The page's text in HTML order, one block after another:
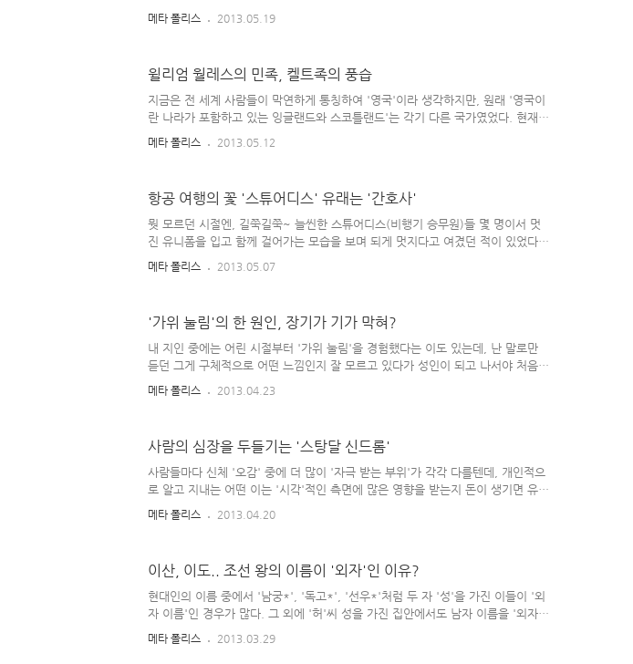
얼굴에 결점이 있는 사람들도 돈만 있으면 어느 정도의 튜닝을 통해 결점을 커버할
수 있고(지금은 '신'이 아니라 '성형 외과 의사'들이 미남/미녀를 만들어 내기도 하
로 흐르는 건 좋지 않지만, '타고난 슈퍼 모델급 기럭지, 타고난 조각 미남/미녀'가
아닌 사람들이 '후천적인 노력'에 의해 자기 외모의 퀄러티를 조금이라도 높일 수
있다는 점을 굳이 나쁘게만 볼 수도 없을 것이다...
메타 폴리스 2013.05.19
윌리엄 월레스의 민족, 켈트족의 풍습
지금은 전 세계 사람들이 막연하게 통칭하여 '영국'이라 생각하지만, 원래 '영국이
란 나라가 포함하고 있는 잉글랜드와 스코틀랜드'는 각기 다른 국가였었다. 현재
영국령에 속해 있는 '북아일랜드'와 '웨일즈' 역시 마찬가지.. 개인적으로 켈트족
풍습이나 신화에 대해 관심이 많은데, 지금의 영국 땅에 원래 살고 있던 민족이 바
지난 역사 속에서 여러 복잡한 사건들이 있었으며, 우리 나라와 같은 단일 민족 국
가와는 달리 '영국'은 켈트족, 바이킹족, 스코트족, 앵글로 색슨족 등 여러 민족들
이 쟁탈전을 벌이다가 탄생한 국가이기에 지금도 한 나라 내에서 ..
메타 폴리스 2013.05.12
항공 여행의 꽃 '스튜어디스' 유래는 '간호사'
뭣 모르던 시절엔, 길쭉길쭉~ 늘씬한 스튜어디스(비행기 승무원)들 몇 명이서 멋
진 유니폼을 입고 함께 걸어가는 모습을 보며 되게 멋지다고 여겼던 적이 있었다.
하지만 그 실체(?)를 알고 나선 조금 실망하기도 했는데, 그 면면을 냉철하게 바라
보면 '스튜어디스(Stewardess)'는 비행기 안에 탑승한 손님들에게 서빙을 하고
기에 외형적으로 포장되어 '많이 있어 보이는 직업'으로 인식되어졌을 뿐.. 하지만
늘 항공 사고에 대한 위험 부담을 안고 근무하는 '스튜어디스'들은 워낙에 '월급'을
많이 받기에, 젊은 시절 많은 돈을 벌고자 하는 여성들..
메타 폴리스 2013.05.07
'가위 눌림'의 한 원인, 장기가 기가 막혀?
내 지인 중에는 어린 시절부터 '가위 눌림'을 경험했다는 이도 있는데, 난 말로만
듣던 그게 구체적으로 어떤 느낌인지 잘 모르고 있다가 성인이 되고 나서야 처음으
로 '가위 눌림'이란 그 특이한 현상을 체험할 수 있었다. 개인적으로 경험한 '가위
눌림'은 쉽게 말해 이런 것들이다.. 사람은 기본적으로 '육체'와 '영', '혼'으로 구성
것은 그 가 밤에 자다가 '깬 상태'가 되었음에도 그와 달리 인간의 는 아직 잠에서
'깨지 않은 상태'로, 둘 사이가 따로 놀 때 겪게 되는 일종의 수면 트러블이다. 남들
은 가위 눌릴 때 '뭔가가 자기를 짓누르는..
메타 폴리스 2013.04.23
사람의 심장을 두들기는 '스탕달 신드롬'
사람들마다 신체 '오감' 중에 더 많이 '자극 받는 부위'가 각각 다를텐데, 개인적으
로 알고 지내는 어떤 이는 '시각'적인 측면에 많은 영향을 받는지 돈이 생기면 유명
화가들의 '미술 작품(그림)'을 사 모으곤 했었다. 그렇다고 돈이 되게 많은 사람은
아니지만, 자신이 번 돈으로 하고 싶은 일 할 정도의 여유는 되기에 버는 족족 그런
'음악'을 듣는 것에서 종종 큰 황홀함을 맛보곤 하는데, 그 황홀함이 도를 지나치면
'스탕달 증후군'이 되는 게 아닌가 싶다.. 스탕달 증후군(Stendhal Syndrome)은
18~19C의 프랑스 소설가 ..
메타 폴리스 2013.04.20
이산, 이도.. 조선 왕의 이름이 '외자'인 이유?
현대인의 이름 중에서 '남궁*', '독고*', '선우*'처럼 두 자 '성'을 가진 이들이 '외
자 이름'인 경우가 많다. 그 외에 '허'씨 성을 가진 집안에서도 남자 이름을 '외자
이름'으로 많이 짓는다.(허준, 허염, 허재, 허균..) 그런데, 우리 나라에서 '이'씨 집
안 사람들이 무더기로 '외자 이름'을 가졌던 시대가 있었다. 500년 역사를 가진
메타 폴리스 2013.03.29